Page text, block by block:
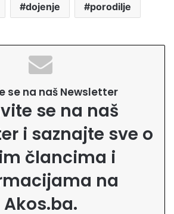
dojenje porodilje
se na naš Newsletter
se na naš
i saznajte sve o
člancima i
na
Akos.ba.